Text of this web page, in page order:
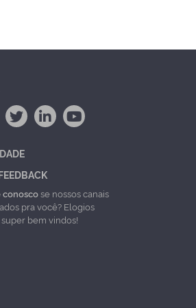
se nossos canais
pra você? Elogios
bem vindos!